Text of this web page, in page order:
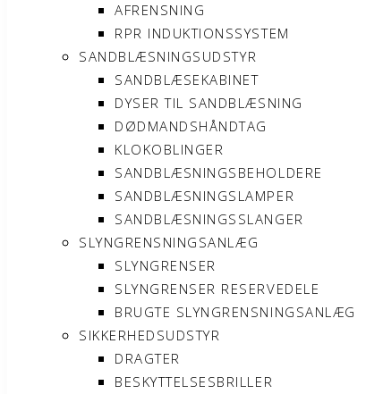
AFRENSNING
RPR INDUKTIONSSYSTEM
SANDBLÆSNINGSUDSTYR
SANDBLÆSEKABINET
DYSER TIL SANDBLÆSNING
DØDMANDSHÅNDTAG
KLOKOBLINGER
SANDBLÆSNINGSBEHOLDERE
SANDBLÆSNINGSLAMPER
SANDBLÆSNINGSSLANGER
SLYNGRENSNINGSANLÆG
SLYNGRENSER
SLYNGRENSER RESERVEDELE
BRUGTE SLYNGRENSNINGSANLÆG
SIKKERHEDSUDSTYR
DRAGTER
BESKYTTELSESBRILLER